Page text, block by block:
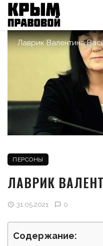
Лаврик Валентина
ПЕРСОНЫ
ЛАВРИК
31.05.2021 0
Содержание: